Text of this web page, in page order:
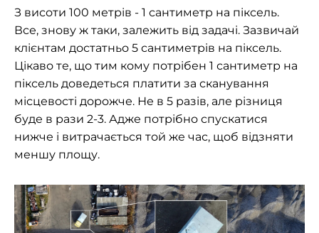
З висоти 100 метрів - 1 сантиметр на піксель.
Все, знову ж таки, залежить від задачі. Зазвичай
клієнтам достатньо 5 сантиметрів на піксель.
Цікаво те, що тим кому потрібен 1 сантиметр на
піксель доведеться платити за сканування
місцевості дорожче. Не в 5 разів, але різниця
буде в рази 2-3. Адже потрібно спускатися
нижче і витрачається той же час, щоб відзняти
меншу площу.